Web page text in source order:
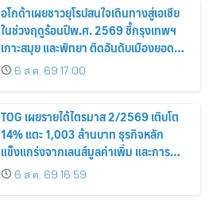
อโกด้าเผยชาวยุโรปสนใจเดินทางสู่เอเชีย
ในช่วงฤดูร้อนปีพ.ศ. 2569 ชี้กรุงเทพฯ
เกาะสมุย และพัทยา ติดอันดับเมืองยอด
นิยม6 ส.ค. 69 17:00
TOG เผยรายได้ไตรมาส 2/2569 เติบโต
14% แตะ 1,003 ล้านบาท ธุรกิจหลัก
แข็งแกร่งจากเลนส์มูลค่าเพิ่ม และการ
ขยายตลาดต่างประเทศ พร้อมเดินหน้า
ลงทุนเพื่อการเติบโตระยะยาว
6 ส.ค. 69 16:59